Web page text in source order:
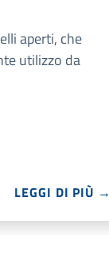
aperti, che
utilizzo da
LEGGI DI PIÙ →